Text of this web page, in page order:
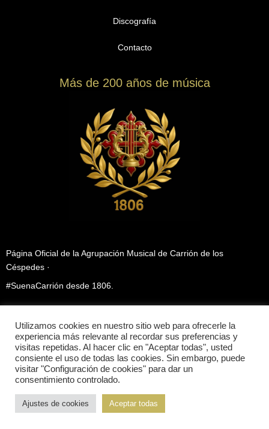
Discografía
Contacto
Más de 200 años de música
Página Oficial de la Agrupación Musical de Carrión de los
Céspedes ·
#SuenaCarrión desde 1806.
bandadecarriondeloscespedes@gmail.com
630609533
© 2026Banda de Música de Carrión de los Céspedes
PrivacidadPolítica de cookies
Utilizamos cookies en nuestro sitio web para ofrecerle la
experiencia más relevante al recordar sus preferencias y
visitas repetidas. Al hacer clic en "Aceptar todas", usted
consiente el uso de todas las cookies. Sin embargo, puede
visitar "Configuración de cookies" para dar un
consentimiento controlado.
Ajustes de cookies Aceptar todas